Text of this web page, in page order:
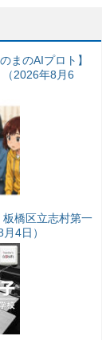
まのAIプロト】
2026年8月6
板橋区立志村第一
4日）